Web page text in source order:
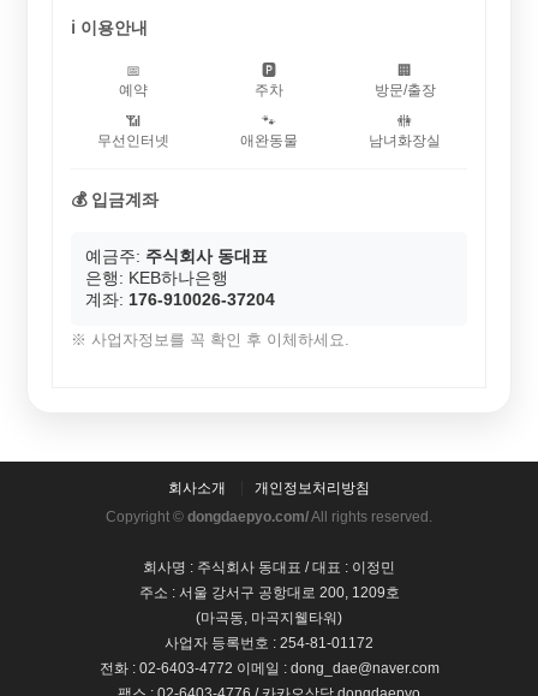
ℹ️ 이용안내
📅
예약
🅿️
주차
🏢
방문/출장
📶
무선인터넷
🐾
애완동물
🚻
남녀화장실
💰 입금계좌
예금주: 주식회사 동대표
은행: KEB하나은행
계좌: 176-910026-37204
※ 사업자정보를 꼭 확인 후 이체하세요.
회사소개
개인정보처리방침
Copyright © dongdaepyo.com/All rights reserved.
회사명 : 주식회사 동대표 / 대표 : 이정민
주소 : 서울 강서구 공항대로 200, 1209호
(마곡동, 마곡지웰타워)
사업자 등록번호 : 254-81-01172
전화 : 02-6403-4772 이메일 : dong_dae@naver.com